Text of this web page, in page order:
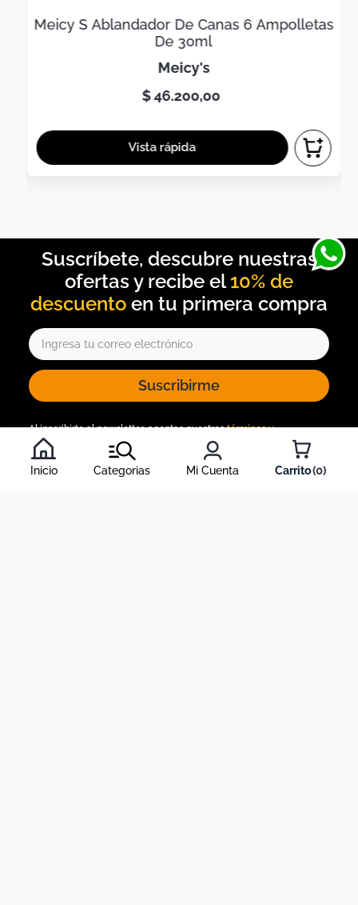
Inicio Categorias Mi Cuenta 0
Meicy S Ablandador De Canas 6 Ampolletas
De 30ml
meicy's
$46.200,00
10% de
descuento
Suscribirme
Al inscribirte al newsletter, aceptas nuestrostérminos y
condiciones
, y nuestra política de tratamiento de información.